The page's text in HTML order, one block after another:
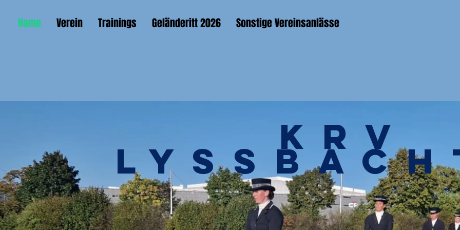
Home Verein Trainings Geländeritt 2026 Sonstige Vereinsanlässe
KRV